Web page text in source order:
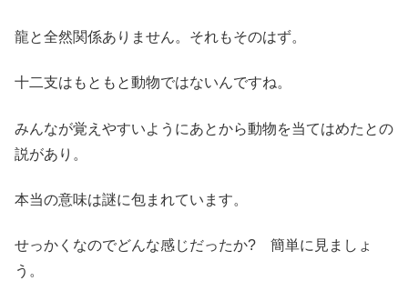
龍と全然関係ありません。それもそのはず。
十二支はもともと動物ではないんですね。
みんなが覚えやすいようにあとから動物を当てはめたとの
説があり。
本当の意味は謎に包まれています。
せっかくなのでどんな感じだったか? 簡単に見ましょ
う。